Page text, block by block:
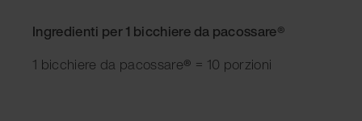
Ingredienti per 1 bicchiere da pacossare®
1 bicchiere da pacossare® = 10 porzioni